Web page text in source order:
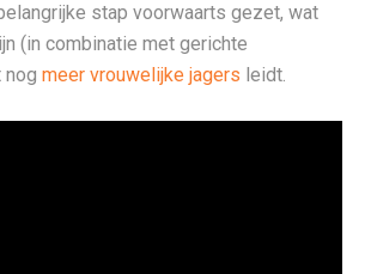
stap voorwaarts gezet, wat
(in combinatie met gerichte
nog meer vrouwelijke jagers leidt.